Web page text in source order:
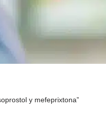
y mefeprixtona”